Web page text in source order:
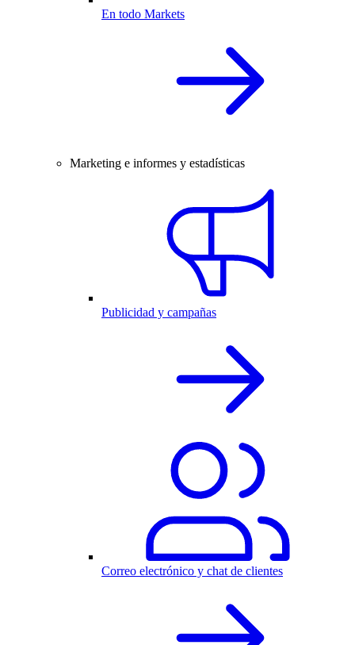
En todo Markets
Marketing e informes y estadísticas
Publicidad y campañas
Correo electrónico y chat de clientes